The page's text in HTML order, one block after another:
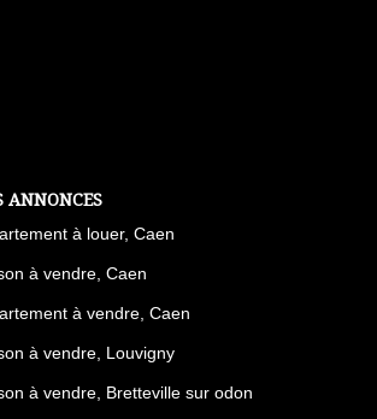
ANNONCES
à louer, Caen
à vendre, Caen
à vendre, Caen
à vendre, Louvigny
à vendre, Bretteville sur odon